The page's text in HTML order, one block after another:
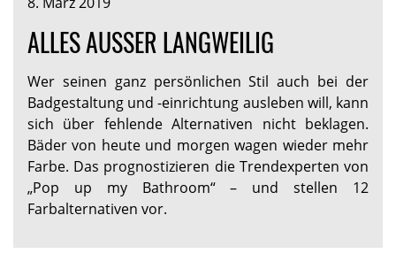
ALLES AUSSER LANGWEILIG
Wer seinen ganz persönlichen Stil auch bei der
Badgestaltung und -einrichtung ausleben will, kann
sich über fehlende Alternativen nicht beklagen.
Bäder von heute und morgen wagen wieder mehr
Farbe. Das prognostizieren die Trendexperten von
„Pop up my Bathroom“ – und stellen 12
Farbalternativen vor.